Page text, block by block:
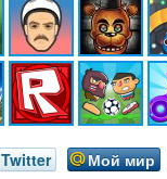
Twitter Мой мир